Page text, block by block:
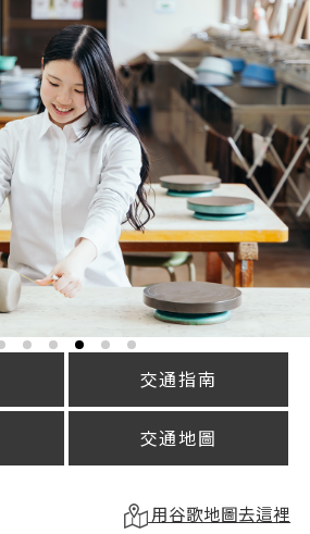
交通指南
交通地圖
用谷歌地圖去這裡